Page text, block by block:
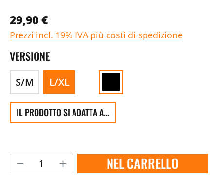
29,90 €
Prezzi incl. 19% IVA più costi di spedizione
VERSIONE
S/M L/XL
IL PRODOTTO SI ADATTA A...
NEL CARRELLO